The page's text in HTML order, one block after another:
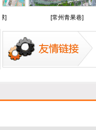
[常州青果巷]